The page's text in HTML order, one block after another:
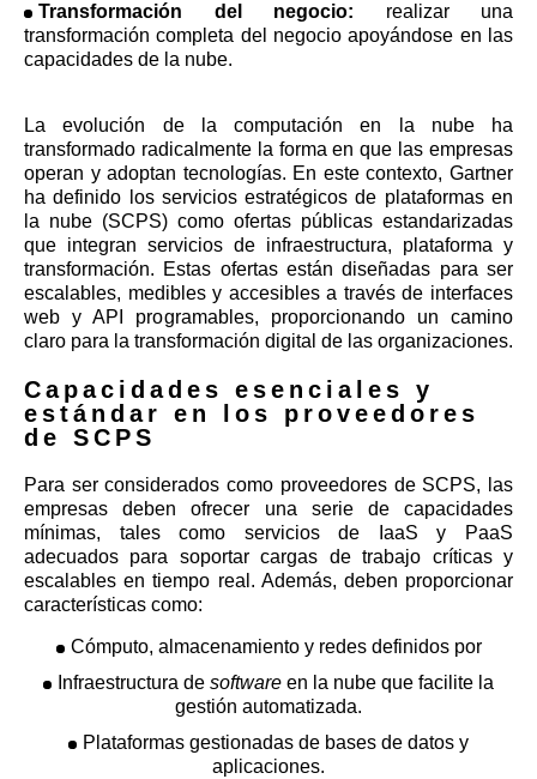
Transformación del negocio: realizar una
transformación completa del negocio apoyándose en las
capacidades de la nube.
La evolución de la computación en la nube ha
transformado radicalmente la forma en que las empresas
operan y adoptan tecnologías. En este contexto, Gartner
ha definido los servicios estratégicos de plataformas en
la nube (SCPS) como ofertas públicas estandarizadas
que integran servicios de infraestructura, plataforma y
transformación. Estas ofertas están diseñadas para ser
escalables, medibles y accesibles a través de interfaces
web y API programables, proporcionando un camino
claro para la transformación digital de las organizaciones.
Capacidades esenciales y
estándar en los proveedores
de SCPS
Para ser considerados como proveedores de SCPS, las
empresas deben ofrecer una serie de capacidades
mínimas, tales como servicios de IaaS y PaaS
adecuados para soportar cargas de trabajo críticas y
escalables en tiempo real. Además, deben proporcionar
características como:
Cómputo, almacenamiento y redes definidos por
Infraestructura de software en la nube que facilite la
gestión automatizada.
Plataformas gestionadas de bases de datos y
aplicaciones.